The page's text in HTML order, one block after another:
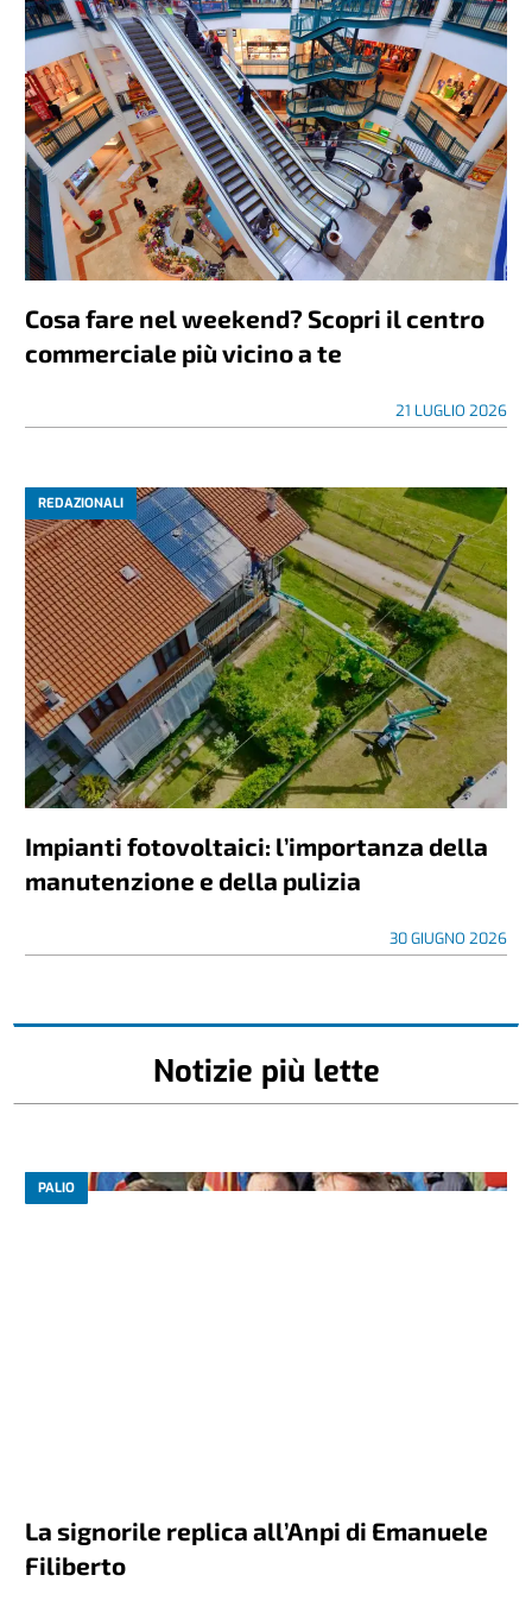
Cosa fare nel weekend? Scopri il centro
commerciale più vicino a te
21 LUGLIO 2026
REDAZIONALI
Impianti fotovoltaici: l’importanza della
manutenzione e della pulizia
30 GIUGNO 2026
Notizie più lette
PALIO
La signorile replica all’Anpi di Emanuele
Filiberto